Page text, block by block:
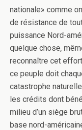
nationale» comme
de résistance de
puissance Nord-
quelque chose,
reconnaître cet
ce peuple doit
catastrophe
les crédits dont
milieu d’un siège
base nord-